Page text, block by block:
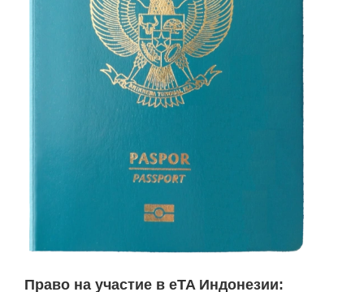
Право на участие в eTA Индонезии: